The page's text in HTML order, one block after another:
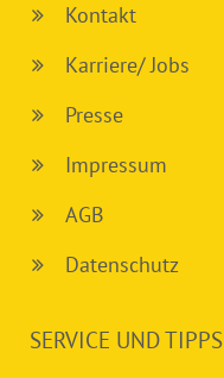
Kontakt
Karriere/ Jobs
Presse
Impressum
AGB
Datenschutz
SERVICE UND TIPPS